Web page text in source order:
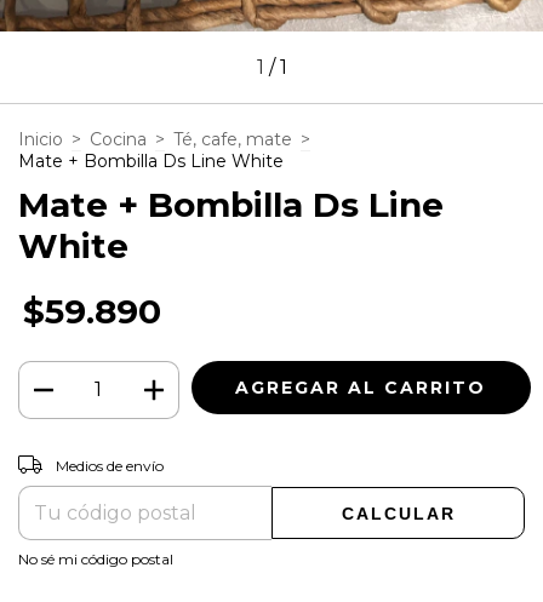
1 /1
Inicio > Cocina > Té, cafe, mate >
Mate + Bombilla Ds Line White
Mate + Bombilla Ds Line
White
$59.890
Entregas para el CP:
Medios de envío
CALCULAR
No sé mi código postal